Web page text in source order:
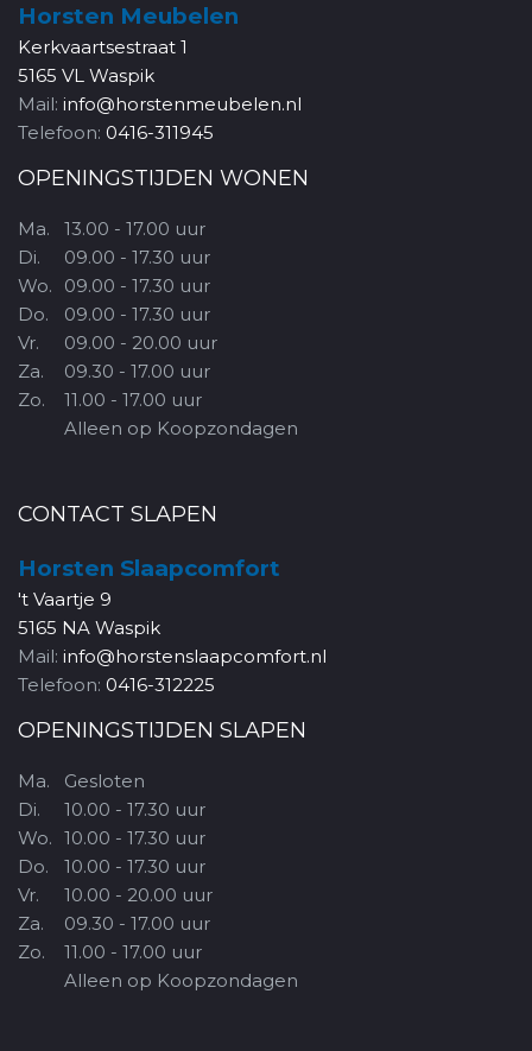
Horsten Meubelen
Kerkvaartsestraat 1
5165 VL Waspik
Mail: info@horstenmeubelen.nl
Telefoon: 0416-311945
OPENINGSTIJDEN WONEN
Ma.
Di.
Wo.
Do.
Vr.
Za.
Zo.
13.00 - 17.00 uur
09.00 - 17.30 uur
09.00 - 17.30 uur
09.00 - 17.30 uur
09.00 - 20.00 uur
09.30 - 17.00 uur
11.00 - 17.00 uur
Alleen op Koopzondagen
CONTACT SLAPEN
Horsten Slaapcomfort
't Vaartje 9
5165 NA Waspik
Mail: info@horstenslaapcomfort.nl
Telefoon: 0416-312225
OPENINGSTIJDEN SLAPEN
Ma.
Di.
Wo.
Do.
Vr.
Za.
Zo.
Gesloten
10.00 - 17.30 uur
10.00 - 17.30 uur
10.00 - 17.30 uur
10.00 - 20.00 uur
09.30 - 17.00 uur
11.00 - 17.00 uur
Alleen op Koopzondagen